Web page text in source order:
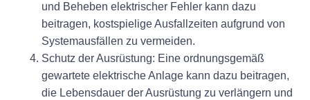
und Beheben elektrischer Fehler kann dazu
beitragen, kostspielige Ausfallzeiten aufgrund von
Systemausfällen zu vermeiden.
Schutz der Ausrüstung: Eine ordnungsgemäß
gewartete elektrische Anlage kann dazu beitragen,
die Lebensdauer der Ausrüstung zu verlängern und